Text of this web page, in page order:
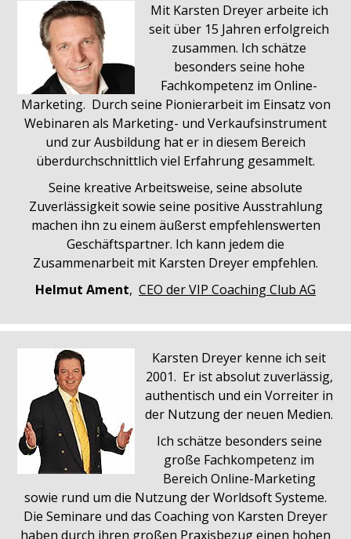
Mit Karsten Dreyer arbeite ich
seit über 15 Jahren erfolgreich
zusammen. Ich schätze
besonders seine hohe
Fachkompetenz im Online-
Marketing. Durch seine Pionierarbeit im Einsatz von
Webinaren als Marketing- und Verkaufsinstrument
und zur Ausbildung hat er in diesem Bereich
überdurchschnittlich viel Erfahrung gesammelt.
Seine kreative Arbeitsweise, seine absolute
Zuverlässigkeit sowie seine positive Ausstrahlung
machen ihn zu einem äußerst empfehlenswerten
Geschäftspartner. Ich kann jedem die
Zusammenarbeit mit Karsten Dreyer empfehlen.
Helmut Ament, CEO der VIP Coaching Club AG
Karsten Dreyer kenne ich seit
2001. Er ist absolut zuverlässig,
authentisch und ein Vorreiter in
der Nutzung der neuen Medien.
Ich schätze besonders seine
große Fachkompetenz im
Bereich Online-Marketing
sowie rund um die Nutzung der Worldsoft Systeme.
Die Seminare und das Coaching von Karsten Dreyer
haben durch ihren großen Praxisbezug einen hohen